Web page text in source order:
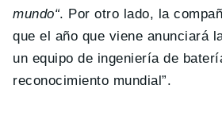
mundo“. Por otro lado, la
que el año que viene anunciará
un equipo de ingeniería de
reconocimiento mundial”.